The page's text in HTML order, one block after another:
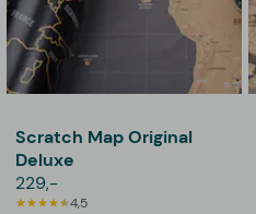
Scratch Map Original
Deluxe
229,-
4,5